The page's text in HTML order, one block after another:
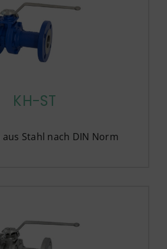
KH-ST
Stahl nach DIN Norm